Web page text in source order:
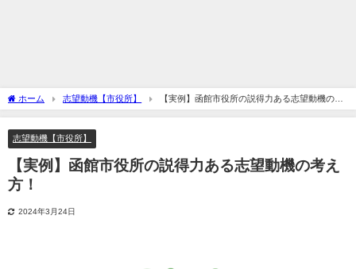
ホーム 志望動機【市役所】
【実例】函館市役所の説得力ある志望動機の考
え方！
志望動機【市役所】
【実例】函館市役所の説得力ある志望動機の考え
方！
2024年3月24日